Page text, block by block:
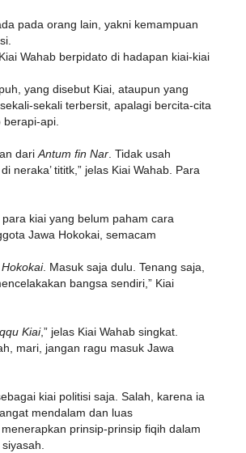
pada orang lain, yakni kemampuan
Wahab berpidato di hadapan kiai-kiai
yang disebut Kiai, ataupun yang
sekali terbersit, apalagi bercita-cita
berapi-api.
dariAntum fin Nar. Tidak usah
neraka’ tititk,” jelas Kiai Wahab. Para
kiai yang belum paham cara
Jawa Hokokai, semacam
. Masuk saja dulu. Tenang saja,
bangsa sendiri,” Kiai
Kiai,” jelas Kiai Wahab singkat.
mari, jangan ragu masuk Jawa
kiai politisi saja. Salah, karena ia
mendalam dan luas
prinsip-prinsip fiqih dalam